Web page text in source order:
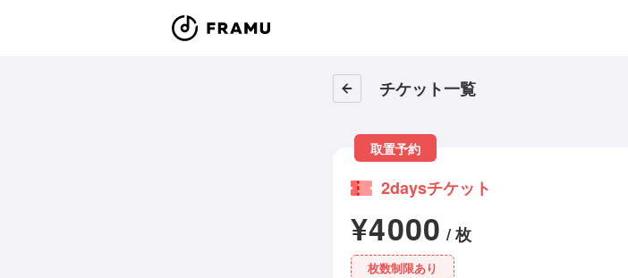
チケット一覧
取置予約
2daysチケット
¥4000 / 枚
枚数制限あり